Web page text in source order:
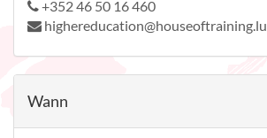
+352 46 50 16 460
highereducation@houseoftraining.lu
Wann